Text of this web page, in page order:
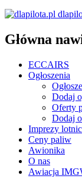
Główna
ECCAIRS
Ogłoszenia
Dodaj
Oferty
Dodaj
Imprezy
Ceny paliw
Awionika
O nas
Awiacja